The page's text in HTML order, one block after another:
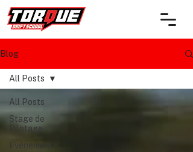
Blog
All Posts
Stage de
Pilotage
Événements
All Posts